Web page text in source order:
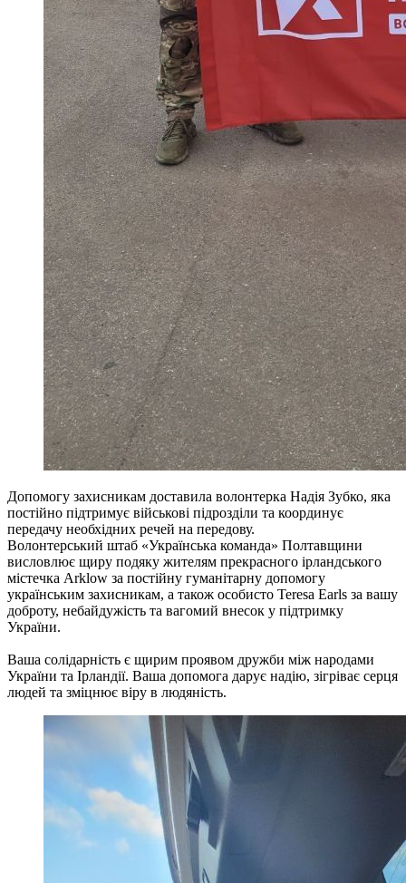
Допомогу захисникам доставила волонтерка Надія Зубко, яка
постійно підтримує військові підрозділи та координує
передачу необхідних речей на передову.
Волонтерський штаб «Українська команда» Полтавщини
висловлює щиру подяку жителям прекрасного ірландського
містечка Arklow за постійну гуманітарну допомогу
українським захисникам, а також особисто Teresa Earls за вашу
доброту, небайдужість та вагомий внесок у підтримку
України.
Ваша солідарність є щирим проявом дружби між народами
України та Ірландії. Ваша допомога дарує надію, зігріває серця
людей та зміцнює віру в людяність.